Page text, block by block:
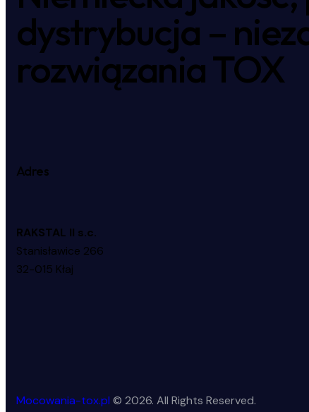
dystrybucja –
rozwiązania TOX
Adres
RAKSTAL II s.c.
Stanisławice 266
32-015 Kłaj
Mocowania-tox.pl © 2026. All Rights Reserved.